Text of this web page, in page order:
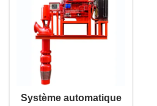
Système automatique